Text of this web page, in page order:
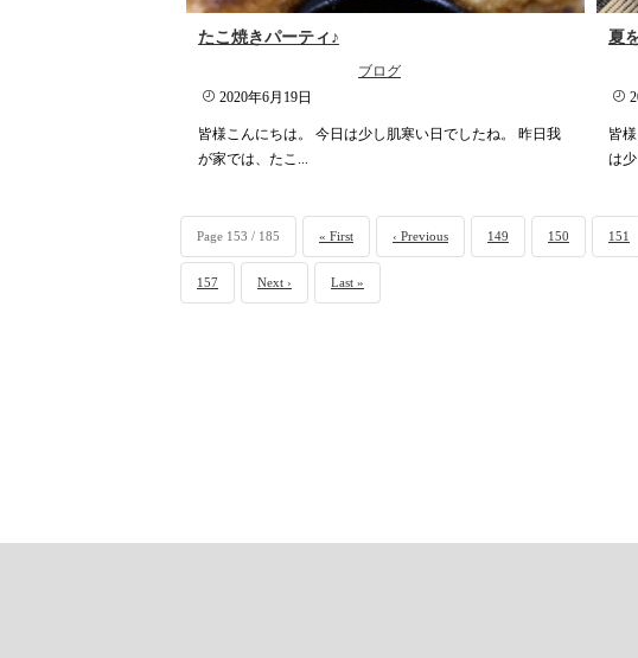
たこ焼きパーティ♪
ブログ
2020年6月19日
皆様こんにちは。 今日は少し肌寒い日でしたね。 昨日我
が家では、たこ...
夏
皆
は
Page 153 / 185 « First ‹ Previous 149 150 151
157 Next › Last »